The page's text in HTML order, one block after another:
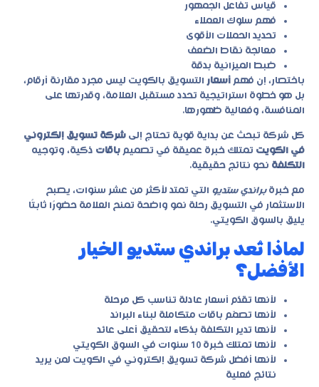
قياس تفاعل الجمهور
فهم سلوك العملاء
تحديد الحملات الأقوى
معالجة نقاط الضعف
ضبط الميزانية بدقة
باختصار، إن فهم أسعار التسويق بالكويت ليس مجرد مقارنة أرقام،
بل هو خطوة استراتيجية تحدد مستقبل العلامة، وقدرتها على
المنافسة، وفعالية ظهورها.
كل شركة تبحث عن بداية قوية تحتاج إلى شركة تسويق إلكتروني
في الكويت تمتلك خبرة عميقة في تصميم باقات ذكية، وتوجيه
التكلفة نحو نتائج حقيقية.
مع خبرةبراندي ستديو التي تمتد لأكثر من عشر سنوات، يصبح
الاستثمار في التسويق رحلة نمو واضحة تمنح العلامة حضورًا ثابتًا
يليق بالسوق الكويتي.
لماذا تُعد براندي ستديو الخيار
الأفضل؟
لأنها تقدّم أسعار عادلة تناسب كل مرحلة
لأنها تصمّم باقات متكاملة لبناء البراند
لأنها تدير التكلفة بذكاء لتحقيق أعلى عائد
لأنها تمتلك خبرة 10 سنوات في السوق الكويتي
لأنها أفضل شركة تسويق إلكتروني في الكويت لمن يريد
نتائج فعلية